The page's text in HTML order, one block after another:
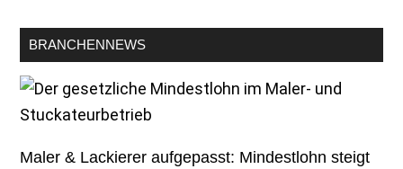
BRANCHENNEWS
Maler & Lackierer aufgepasst: Mindestlohn steigt